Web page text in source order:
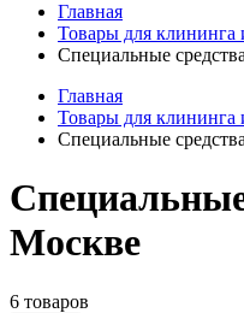
Главная
Товары для клининга
Специальные средства
Главная
Товары для клининга
Специальные средства
Москве
6 товаров